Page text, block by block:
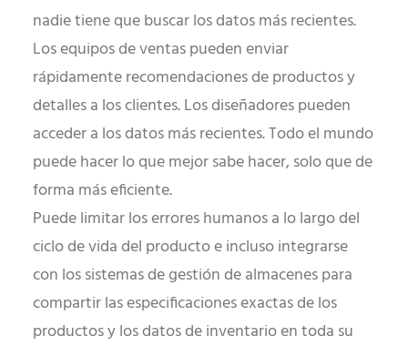
nadie tiene que buscar los datos más recientes.
Los equipos de ventas pueden enviar
rápidamente recomendaciones de productos y
detalles a los clientes. Los diseñadores pueden
acceder a los datos más recientes. Todo el mundo
puede hacer lo que mejor sabe hacer, solo que de
forma más eficiente.
Puede limitar los errores humanos a lo largo del
ciclo de vida del producto e incluso integrarse
con los sistemas de gestión de almacenes para
compartir las especificaciones exactas de los
productos y los datos de inventario en toda su